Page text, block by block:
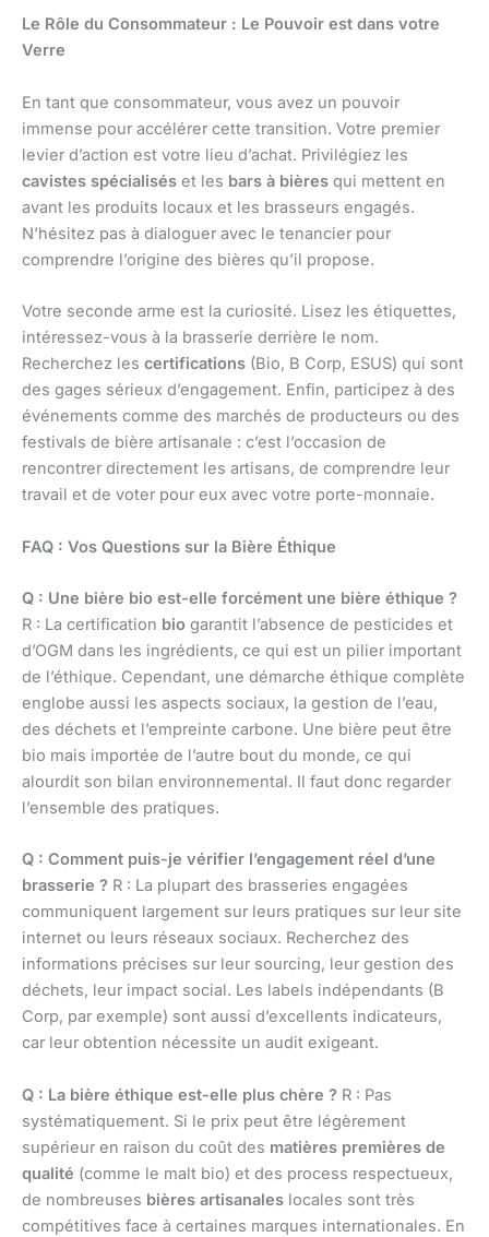
Le Rôle du Consommateur : Le Pouvoir est dans votre
Verre
En tant que consommateur, vous avez un pouvoir
immense pour accélérer cette transition. Votre premier
levier d’action est votre lieu d’achat. Privilégiez les
cavistes spécialisés et les bars à bières qui mettent en
avant les produits locaux et les brasseurs engagés.
N’hésitez pas à dialoguer avec le tenancier pour
comprendre l’origine des bières qu’il propose.
Votre seconde arme est la curiosité. Lisez les étiquettes,
intéressez-vous à la brasserie derrière le nom.
Recherchez les certifications (Bio, B Corp, ESUS) qui sont
des gages sérieux d’engagement. Enfin, participez à des
événements comme des marchés de producteurs ou des
festivals de bière artisanale : c’est l’occasion de
rencontrer directement les artisans, de comprendre leur
travail et de voter pour eux avec votre porte-monnaie.
FAQ : Vos Questions sur la Bière Éthique
Q : Une bière bio est-elle forcément une bière éthique ?
R : La certification bio garantit l’absence de pesticides et
d’OGM dans les ingrédients, ce qui est un pilier important
de l’éthique. Cependant, une démarche éthique complète
englobe aussi les aspects sociaux, la gestion de l’eau,
des déchets et l’empreinte carbone. Une bière peut être
bio mais importée de l’autre bout du monde, ce qui
alourdit son bilan environnemental. Il faut donc regarder
l’ensemble des pratiques.
Q : Comment puis-je vérifier l’engagement réel d’une
brasserie ? R : La plupart des brasseries engagées
communiquent largement sur leurs pratiques sur leur site
internet ou leurs réseaux sociaux. Recherchez des
informations précises sur leur sourcing, leur gestion des
déchets, leur impact social. Les labels indépendants (B
Corp, par exemple) sont aussi d’excellents indicateurs,
car leur obtention nécessite un audit exigeant.
Q : La bière éthique est-elle plus chère ? R : Pas
systématiquement. Si le prix peut être légèrement
supérieur en raison du coût des matières premières de
qualité (comme le malt bio) et des process respectueux,
de nombreuses bières artisanales locales sont très
compétitives face à certaines marques internationales. En